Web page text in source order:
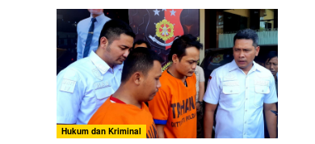
Hukum dan Kriminal